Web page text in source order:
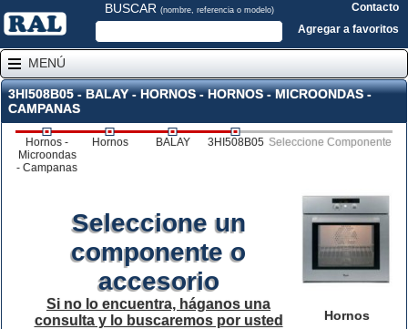
BUSCAR (nombre, referencia o modelo)
Contacto
Agregar a favoritos
MENÚ
3HI508B05 - BALAY - HORNOS - HORNOS - MICROONDAS -
CAMPANAS
Hornos -
Microondas
- Campanas
Hornos BALAY 3HI508B05 Seleccione Componente
Hornos
Seleccione un
componente o
accesorio
Si no lo encuentra, háganos una
consulta y lo buscaremos por usted